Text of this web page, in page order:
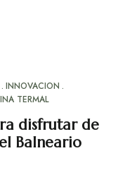
INNOVACION
TERMAL
disfrutar de
Balneario